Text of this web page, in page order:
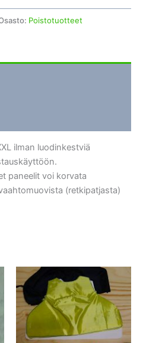
Poistotuotteet
ilman luodinkestviä
paneelit voi korvata
(retkipatjasta)